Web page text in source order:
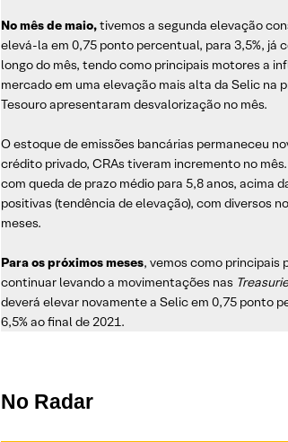
No mês de maio,tivemos a segunda elevação
elevá-la em 0,75 ponto percentual, para 3,5%, já
longo do mês, tendo como principais motores a
mercado em uma elevação mais alta da Selic na
Tesouro apresentaram desvalorização no mês.
O estoque de emissões bancárias permaneceu
crédito privado, CRAs tiveram incremento no
com queda de prazo médio para 5,8 anos, acima
positivas (tendência de elevação), com diversos
meses.
Para os próximos meses, vemos como principais
continuar levando a movimentações nas
deverá elevar novamente a Selic em 0,75 ponto
6,5% ao final de 2021.
No Radar